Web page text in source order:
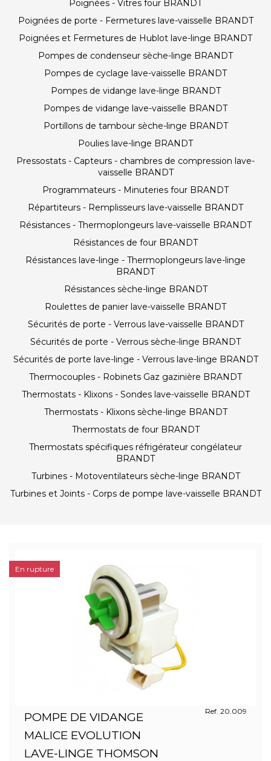
Poignées - Vitres four BRANDT
Poignées de porte - Fermetures lave-vaisselle BRANDT
Poignées et Fermetures de Hublot lave-linge BRANDT
Pompes de condenseur sèche-linge BRANDT
Pompes de cyclage lave-vaisselle BRANDT
Pompes de vidange lave-linge BRANDT
Pompes de vidange lave-vaisselle BRANDT
Portillons de tambour sèche-linge BRANDT
Poulies lave-linge BRANDT
Pressostats - Capteurs - chambres de compression lave-
vaisselle BRANDT
Programmateurs - Minuteries four BRANDT
Répartiteurs - Remplisseurs lave-vaisselle BRANDT
Résistances - Thermoplongeurs lave-vaisselle BRANDT
Résistances de four BRANDT
Résistances lave-linge - Thermoplongeurs lave-linge
BRANDT
Résistances sèche-linge BRANDT
Roulettes de panier lave-vaisselle BRANDT
Sécurités de porte - Verrous lave-vaisselle BRANDT
Sécurités de porte - Verrous sèche-linge BRANDT
Sécurités de porte lave-linge - Verrous lave-linge BRANDT
Thermocouples - Robinets Gaz gazinière BRANDT
Thermostats - Klixons - Sondes lave-vaisselle BRANDT
Thermostats - Klixons sèche-linge BRANDT
Thermostats de four BRANDT
Thermostats spécifiques réfrigérateur congélateur
BRANDT
Turbines - Motoventilateurs sèche-linge BRANDT
Turbines et Joints - Corps de pompe lave-vaisselle BRANDT
POMPE DE VIDANGE
MALICE EVOLUTION
LAVE-LINGE THOMSON
Ref. 20.009
En rupture